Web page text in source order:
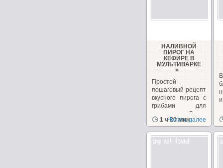
НАЛИВНОЙ
ПИРОГ НА
КЕФИРЕ В
МУЛЬТИВАРКЕ
Простой
пошаговый рецепт
вкусного пирога с
грибами для
мультиварки.Очень...
1 ч 20 мин
Читать далее